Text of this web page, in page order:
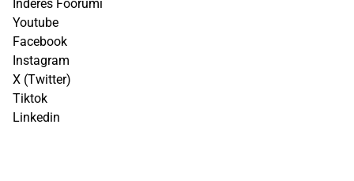
Inderes Foorumi
Youtube
Facebook
Instagram
X (Twitter)
Tiktok
Linkedin